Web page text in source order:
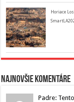
Horiace
Najnovšie komentáre
Padre: